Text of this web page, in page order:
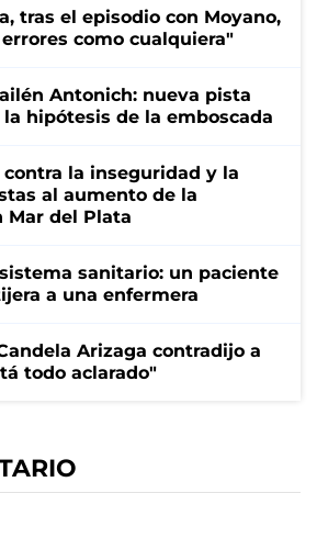
tras el episodio con Moyano,
como cualquiera"
Antonich: nueva pista
hipótesis de la emboscada
la inseguridad y la
al aumento de la
Mar del Plata
sanitario: un paciente
a una enfermera
Arizaga contradijo a
todo aclarado"